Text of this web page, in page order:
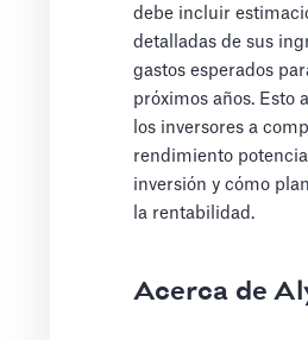
debe incluir
detalladas de sus
gastos esperados
próximos años. Esto
los inversores a
rendimiento
inversión y cómo
la rentabilidad.
Acerca de